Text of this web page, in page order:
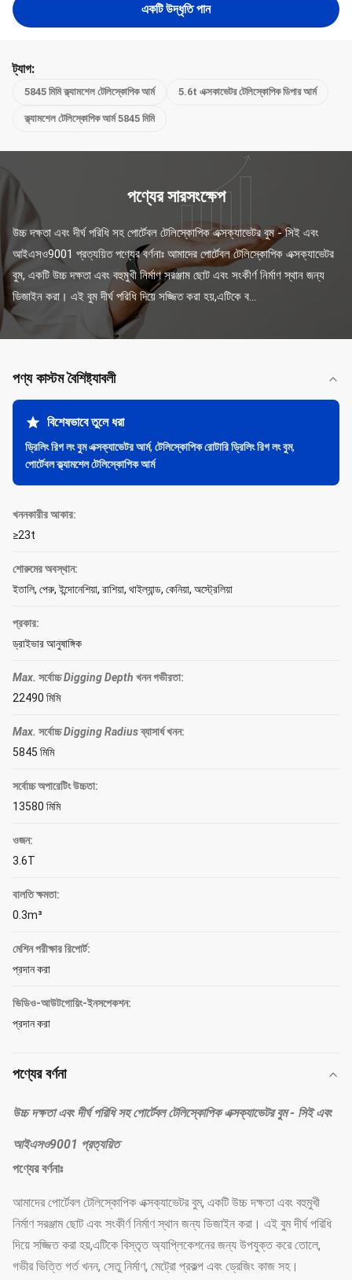
একটি উদ্ধৃতি পান
ট্যাগ:
5845 মিমি ক্ল্যামশেল টেলিস্কোপিক আর্ম 5.6t এক্সকাভেটর টেলিস্কোপিক ডিপার আর্ম
ক্ল্যামশেল টেলিস্কোপিক আর্ম 5845 মিমি
পণ্যের সারসংক্ষেপ
উচ্চ দক্ষতা এবং দীর্ঘ পরিধি সহ পোর্টেবল টেলিস্কোপিক এক্সক্যাভেটর বুম - সিই এবং
আইএসও9001 প্রত্যয়িত পণ্যের বর্ণনাঃ আমাদের পোর্টেবল টেলিস্কোপিক এক্সক্যাভেটর
বুম, একটি উচ্চ দক্ষতা এবং বহুমুখী নির্মাণ সরঞ্জাম ছোট এবং সংকীর্ণ নির্মাণ স্থান জন্য
ডিজাইন করা। এই বুম দীর্ঘ পরিধি দিয়ে সজ্জিত করা হয়,এটিকে ব...
পণ্য কাস্টম বৈশিষ্ট্যাবলী
বিশেষভাবে তুলে ধরা
ড্রিলিং রিগ লং বুম এক্সক্যাভেটর আর্ম, টেলিস্কোপিক রোটারি ড্রিলিং রিগ লং বুম,
পোর্টেবল ক্ল্যামশেল টেলিস্কোপিক আর্ম
খননকারীর আকার:
≥23t
শোরুমের অবস্থান:
ইতালি, পেরু, ইন্দোনেশিয়া, রাশিয়া, থাইল্যান্ড, কেনিয়া, অস্ট্রেলিয়া
প্রকার:
ড্রাইভার আনুষাঙ্গিক
Max. সর্বোচ্চDigging Depth খনন গভীরতা:
22490 মিমি
Max. সর্বোচ্চDigging Radiusব্যাসার্ধ খনন:
5845 মিমি
সর্বোচ্চ অপারেটিং উচ্চতা:
13580 মিমি
ওজন:
3.6T
বালতি ক্ষমতা:
0.3m³
মেশিন পরীক্ষার রিপোর্ট:
প্রদান করা
ভিডিও-আউটগোয়িং-ইনসপেকশন:
প্রদান করা
পণ্যের বর্ণনা
উচ্চ দক্ষতা এবং দীর্ঘ পরিধি সহ পোর্টেবল টেলিস্কোপিক এক্সক্যাভেটর বুম - সিই এবং
আইএসও9001 প্রত্যয়িত
পণ্যের বর্ণনাঃ
আমাদের পোর্টেবল টেলিস্কোপিক এক্সক্যাভেটর বুম, একটি উচ্চ দক্ষতা এবং বহুমুখী
নির্মাণ সরঞ্জাম ছোট এবং সংকীর্ণ নির্মাণ স্থান জন্য ডিজাইন করা। এই বুম দীর্ঘ পরিধি
দিয়ে সজ্জিত করা হয়,এটিকে বিস্তৃত অ্যাপ্লিকেশনের জন্য উপযুক্ত করে তোলে,
গভীর ভিত্তি গর্ত খনন, সেতু নির্মাণ, মেট্রো প্রকল্প এবং ড্রেজিং কাজ সহ।